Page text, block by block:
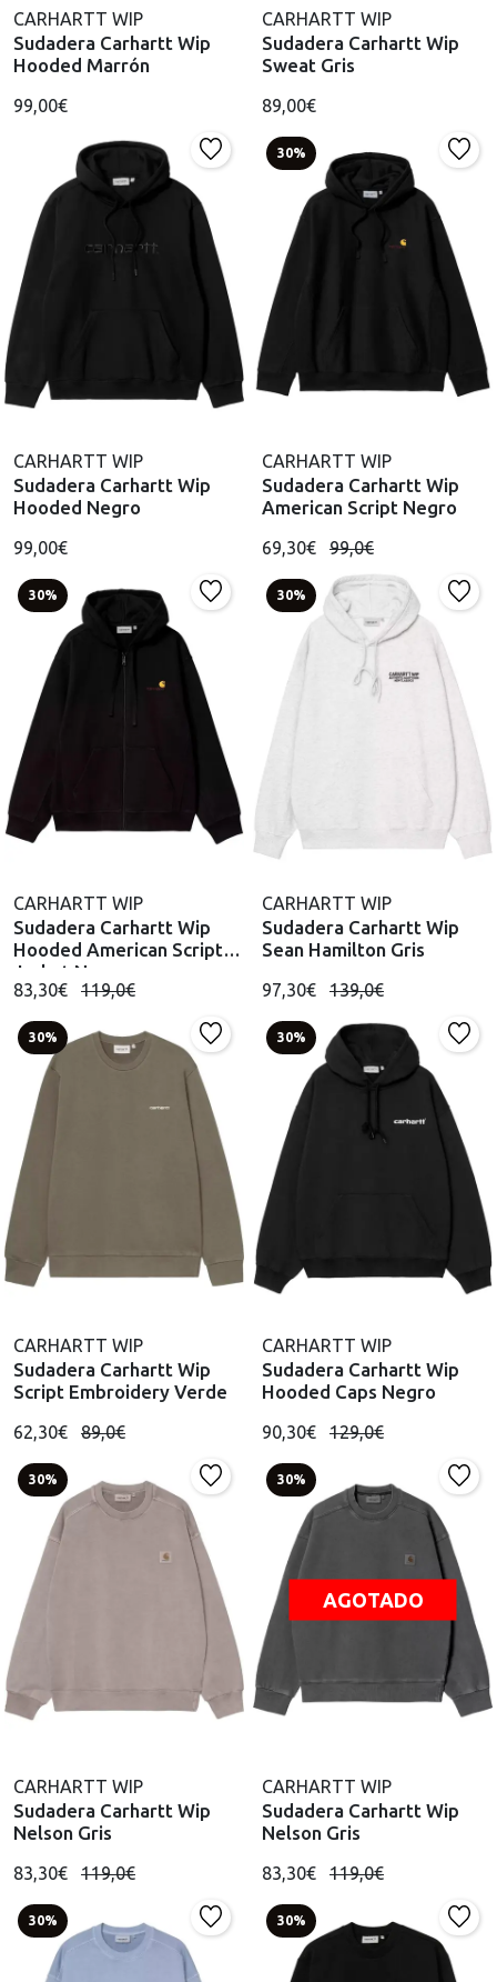
CARHARTT WIP
Sudadera Carhartt Wip
Hooded Marrón
99,00€
CARHARTT WIP
Sudadera Carhartt Wip
Sweat Gris
89,00€
CARHARTT WIP
Sudadera Carhartt Wip
Hooded Negro
99,00€
30%
CARHARTT WIP
Sudadera Carhartt Wip
American Script Negro
69,30€ 99,0€
30%
CARHARTT WIP
Sudadera Carhartt Wip
Hooded American Script
Jacket Negro
83,30€ 119,0€
30%
CARHARTT WIP
Sudadera Carhartt Wip
Sean Hamilton Gris
97,30€ 139,0€
30%
CARHARTT WIP
Sudadera Carhartt Wip
Script Embroidery Verde
62,30€ 89,0€
30%
CARHARTT WIP
Sudadera Carhartt Wip
Hooded Caps Negro
90,30€ 129,0€
30%
CARHARTT WIP
Sudadera Carhartt Wip
Nelson Gris
83,30€ 119,0€
30%
AGOTADO
CARHARTT WIP
Sudadera Carhartt Wip
Nelson Gris
83,30€ 119,0€
30% 30%